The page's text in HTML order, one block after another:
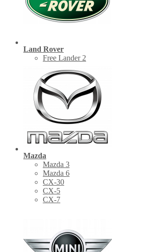
Land Rover
Free Lander 2
Mazda
Mazda 3
Mazda 6
CX-30
СХ-5
CX-7